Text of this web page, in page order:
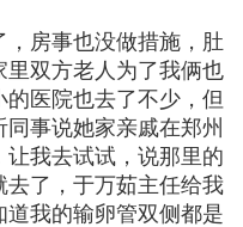
房事也没做措施，肚
双方老人为了我俩也
医院也去了不少，但
事说她家亲戚在郑州
让我去试试，说那里的
去了，于万茹主任给我
我的输卵管双侧都是